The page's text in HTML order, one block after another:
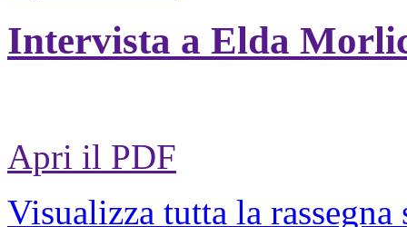
Intervista a Elda
Apri il PDF
Visualizza tutta la rassegna